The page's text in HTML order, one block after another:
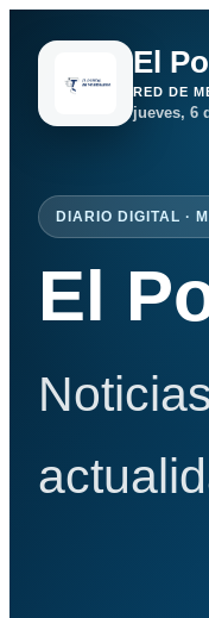
El
RED DE
jueves, 6
DIARIO DIGITAL ·
El